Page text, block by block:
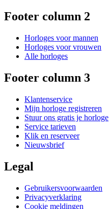
Footer column 2
Horloges voor mannen
Horloges voor vrouwen
Alle horloges
Footer column 3
Klantenservice
Mijn horloge registreren
Stuur ons gratis je horloge
Service tarieven
Klik en reserveer
Nieuwsbrief
Legal
Gebruikersvoorwaarden
Privacyverklaring
Cookie meldingen